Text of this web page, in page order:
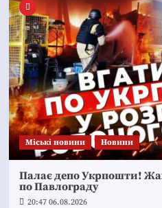
Mіські новини Новини
Палає депо Укрпошти!
по Павлограду
20:47 06.08.2026